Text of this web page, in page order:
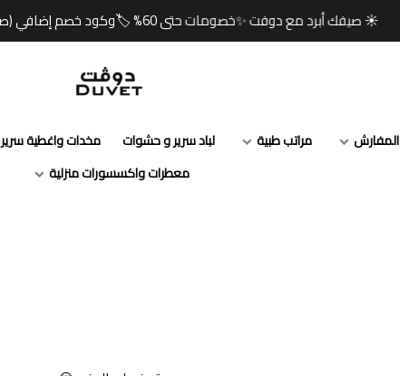
☀️ صيفك أبرد مع دوفت ✨خصومات حتى 60% 🏷️وكود خصم إضافي (صيف) 🎁🚚 شحن مجاني للطلبات ابتداءً من 349 ريال
مفارش دوفت | DUVET
المفارش مراتب طبية لباد سرير و حشوات مخدات واغطية سرير
معطرات واكسسورات منزلية